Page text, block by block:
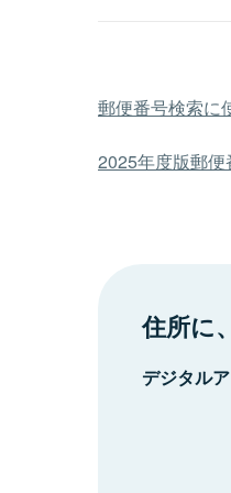
郵便番号検索に
2025年度版郵
住所に
デジタル